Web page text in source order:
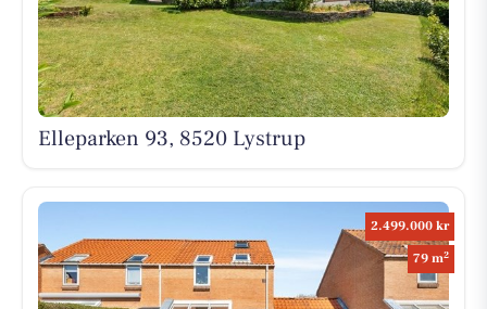
Elleparken 93, 8520 Lystrup
2.499.000 kr
79 m2